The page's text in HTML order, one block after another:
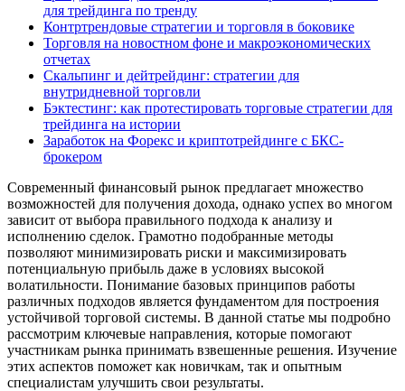
для трейдинга по тренду
Контртрендовые стратегии и торговля в боковике
Торговля на новостном фоне и макроэкономических
отчетах
Скальпинг и дейтрейдинг: стратегии для
внутридневной торговли
Бэктестинг: как протестировать торговые стратегии для
трейдинга на истории
Заработок на Форекс и криптотрейдинге с БКС-
брокером
Современный финансовый рынок предлагает множество
возможностей для получения дохода, однако успех во многом
зависит от выбора правильного подхода к анализу и
исполнению сделок. Грамотно подобранные методы
позволяют минимизировать риски и максимизировать
потенциальную прибыль даже в условиях высокой
волатильности. Понимание базовых принципов работы
различных подходов является фундаментом для построения
устойчивой торговой системы. В данной статье мы подробно
рассмотрим ключевые направления, которые помогают
участникам рынка принимать взвешенные решения. Изучение
этих аспектов поможет как новичкам, так и опытным
специалистам улучшить свои результаты.